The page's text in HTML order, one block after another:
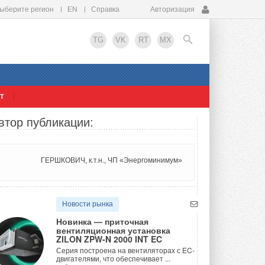
регион EN Справка Авторизация
TG VK RT MX
EN
публикации:
ГЕРШКОВИЧ, к.т.н., ЧП «Энергоминимум»
Новости рынка
Новинка — приточная
вентиляционная установка
ZILON ZPW-N 2000 INT EC
Серия построена на вентиляторах с EC-
двигателями, что обеспечивает ...